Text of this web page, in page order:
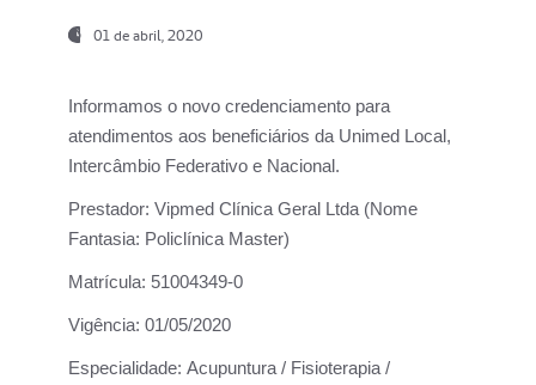
01 de abril, 2020
Informamos o novo credenciamento para
atendimentos aos beneficiários da Unimed Local,
Intercâmbio Federativo e Nacional.
Prestador: Vipmed Clínica Geral Ltda (Nome
Fantasia: Policlínica Master)
Matrícula: 51004349-0
Vigência: 01/05/2020
Especialidade: Acupuntura / Fisioterapia /